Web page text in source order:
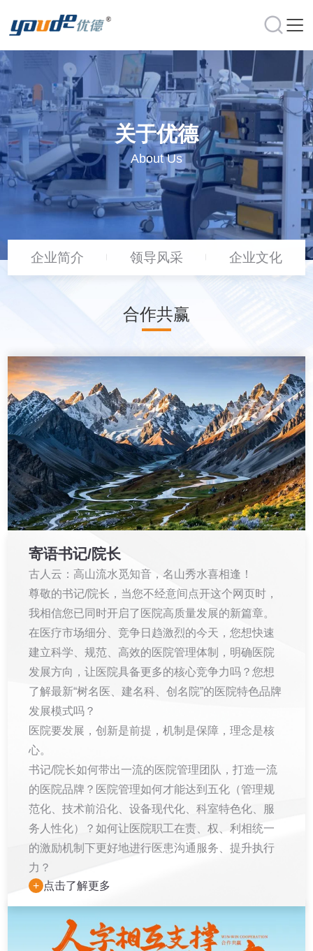
关于优德
About Us
企业简介 领导风采 企业文化
合作共赢
寄语书记/院长
古⼈云：⾼⼭流⽔觅知⾳，名⼭秀⽔喜相逢！
尊敬的书记/院⻓，当您不经意间点开这个网页时，
我相信您已同时开启了医院⾼质量发展的新篇章。
在医疗市场细分、竞争⽇趋激烈的今天，您想快速
建⽴科学、规范、⾼效的医院管理体制，明确医院
发展⽅向，让医院具备更多的核⼼竞争⼒吗？您想
了解最新“树名医、建名科、创名院”的医院特⾊品牌
发展模式吗？
医院要发展，创新是前提，机制是保障，理念是核
⼼。
书记/院⻓如何带出⼀流的医院管理团队，打造⼀流
的医院品牌？医院管理如何才能达到五化（管理规
范化、技术前沿化、设备现代化、科室特⾊化、服
务⼈性化）？如何让医院职⼯在责、权、利相统⼀
的激励机制下更好地进⾏医患沟通服务、提升执⾏
⼒？
+ 点击了解更多